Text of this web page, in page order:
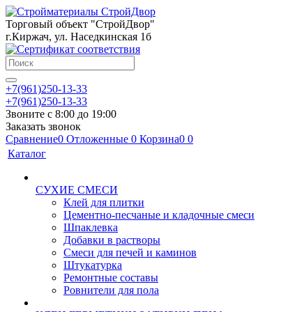
Торговый объект "СтройДвор"
г.Киржач, ул. Наседкинская 1б
+7(961)250-13-33
+7(961)250-13-33
Звоните с 8:00 до 19:00
Заказать звонок
Сравнение0 Отложенные 0 Корзина0 0
Каталог
СУХИЕ СМЕСИ
Клей для плитки
Цементно-песчаные и кладочные смеси
Шпаклевка
Добавки в растворы
Смеси для печей и каминов
Штукатурка
Ремонтные составы
Ровнители для пола